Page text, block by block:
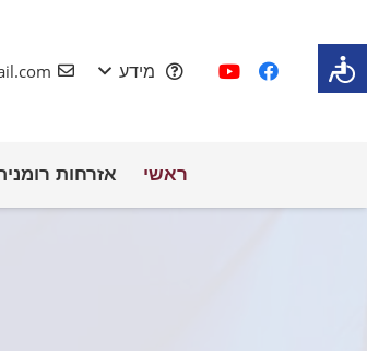
מידע
ראשי אזרחות